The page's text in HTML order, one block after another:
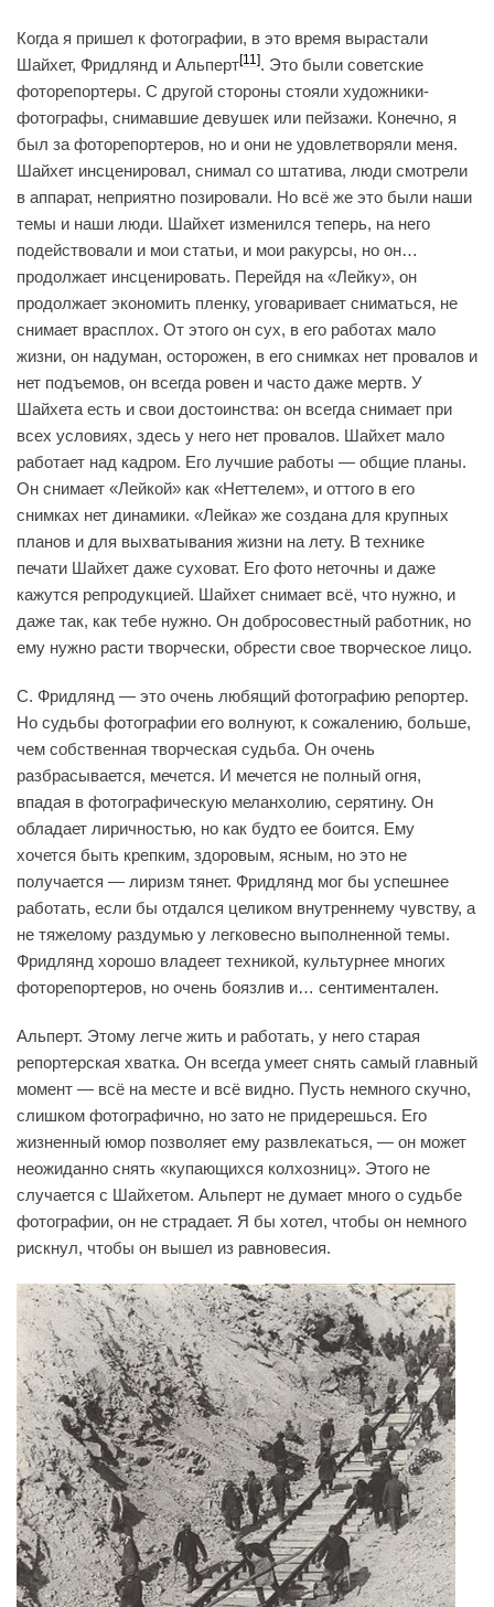
Когда я пришел к фотографии, в это время вырастали
Шайхет, Фридлянд и Альперт[11]. Это были советские
фоторепортеры. С другой стороны стояли художники-
фотографы, снимавшие девушек или пейзажи. Конечно, я
был за фоторепортеров, но и они не удовлетворяли меня.
Шайхет инсценировал, снимал со штатива, люди смотрели
в аппарат, неприятно позировали. Но всё же это были наши
темы и наши люди. Шайхет изменился теперь, на него
подействовали и мои статьи, и мои ракурсы, но он…
продолжает инсценировать. Перейдя на «Лейку», он
продолжает экономить пленку, уговаривает сниматься, не
снимает врасплох. От этого он сух, в его работах мало
жизни, он надуман, осторожен, в его снимках нет провалов и
нет подъемов, он всегда ровен и часто даже мертв. У
Шайхета есть и свои достоинства: он всегда снимает при
всех условиях, здесь у него нет провалов. Шайхет мало
работает над кадром. Его лучшие работы — общие планы.
Он снимает «Лейкой» как «Неттелем», и оттого в его
снимках нет динамики. «Лейка» же создана для крупных
планов и для выхватывания жизни на лету. В технике
печати Шайхет даже суховат. Его фото неточны и даже
кажутся репродукцией. Шайхет снимает всё, что нужно, и
даже так, как тебе нужно. Он добросовестный работник, но
ему нужно расти творчески, обрести свое творческое лицо.
С. Фридлянд — это очень любящий фотографию репортер.
Но судьбы фотографии его волнуют, к сожалению, больше,
чем собственная творческая судьба. Он очень
разбрасывается, мечется. И мечется не полный огня,
впадая в фотографическую меланхолию, серятину. Он
обладает лиричностью, но как будто ее боится. Ему
хочется быть крепким, здоровым, ясным, но это не
получается — лиризм тянет. Фридлянд мог бы успешнее
работать, если бы отдался целиком внутреннему чувству, а
не тяжелому раздумью у легковесно выполненной темы.
Фридлянд хорошо владеет техникой, культурнее многих
фоторепортеров, но очень боязлив и… сентиментален.
Альперт. Этому легче жить и работать, у него старая
репортерская хватка. Он всегда умеет снять самый главный
момент — всё на месте и всё видно. Пусть немного скучно,
слишком фотографично, но зато не придерешься. Его
жизненный юмор позволяет ему развлекаться, — он может
неожиданно снять «купающихся колхозниц». Этого не
случается с Шайхетом. Альперт не думает много о судьбе
фотографии, он не страдает. Я бы хотел, чтобы он немного
рискнул, чтобы он вышел из равновесия.